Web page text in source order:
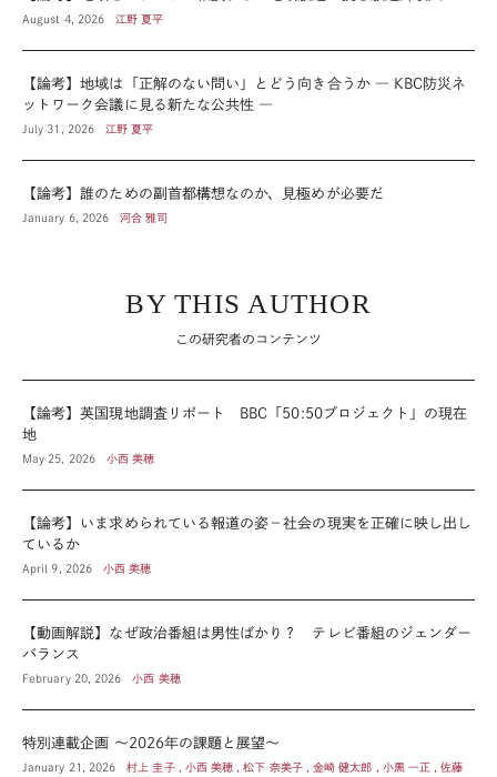
August 4, 2026 江野 夏平
【論考】地域は「正解のない問い」とどう向き合うか ― KBC防災ネ
ットワーク会議に見る新たな公共性 ―
July 31, 2026 江野 夏平
【論考】誰のための副首都構想なのか、見極めが必要だ
January 6, 2026 河合 雅司
BY THIS AUTHOR
この研究者のコンテンツ
【論考】英国現地調査リポート BBC「50:50プロジェクト」の現在
地
May 25, 2026 小西 美穂
【論考】いま求められている報道の姿－社会の現実を正確に映し出し
ているか
April 9, 2026 小西 美穂
【動画解説】なぜ政治番組は男性ばかり？ テレビ番組のジェンダー
バランス
February 20, 2026 小西 美穂
特別連載企画 ～2026年の課題と展望～
January 21, 2026
村上 圭子 , 小西 美穂 , 松下 奈美子 , 金崎 健太郎 , 小黒 一正 , 佐藤